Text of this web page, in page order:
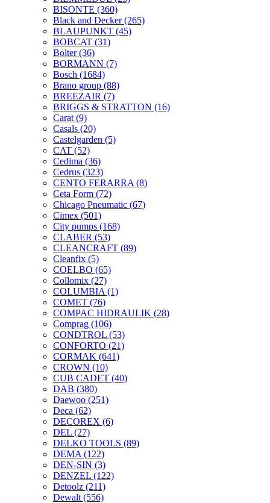
BISONTE (360)
Black and Decker(265)
BLAUPUNKT (45)
BOBCAT (31)
Bolter(36)
BORMANN (7)
Bosch (1684)
Brano group (88)
BREEZAIR (7)
BRIGGS & STRATTON (16)
Carat (9)
Casals (20)
Castelgarden (5)
CAT (52)
Cedima (36)
Cedrus (323)
CENTO FERARRA (8)
Ceta Form (72)
Chicago Pneumatic (67)
Cimex (501)
City pumps (168)
CLABER (53)
CLEANCRAFT (89)
Cleanfix (5)
COELBO (65)
Collomix (27)
COLUMBIA (1)
COMET (76)
COMPAC HIDRAULIK (28)
Comprag (106)
CONDTROL (53)
CONFORTO (21)
CORMAK (641)
CROWN (10)
CUB CADET (40)
DAB (380)
Daewoo (251)
Deca (62)
DECOREX (6)
DEL (27)
DELKO TOOLS (89)
DEMA (122)
DEN-SIN (3)
DENZEL (122)
Detoolz (211)
Dewalt (556)